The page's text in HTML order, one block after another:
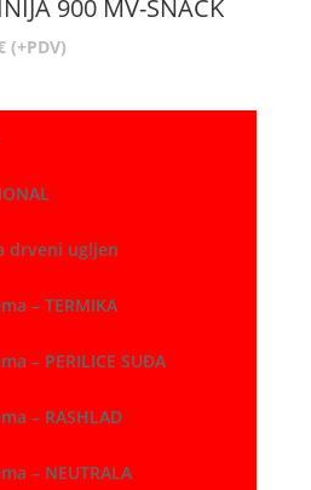
€
900 MV-SNACK
Raspon
2.060,00 €
(+PDV)
drveni ugljen
– TERMIKA
– PERILICE SUĐA
– RASHLAD
– NEUTRALA